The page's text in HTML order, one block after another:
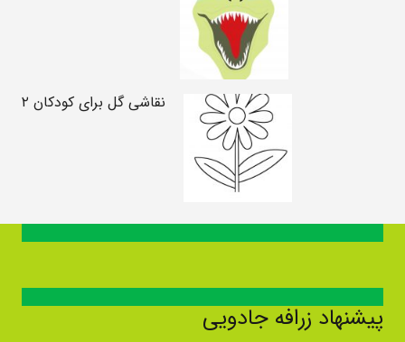
نقاشی گل برای کودکان ۲
پیشنهاد زرافه جادویی